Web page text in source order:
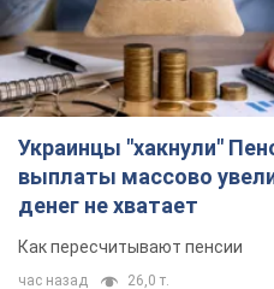
Украинцы "хакнули"
выплаты массово
денег не хватает
Как пересчитывают пенсии
час назад 26,0 т.